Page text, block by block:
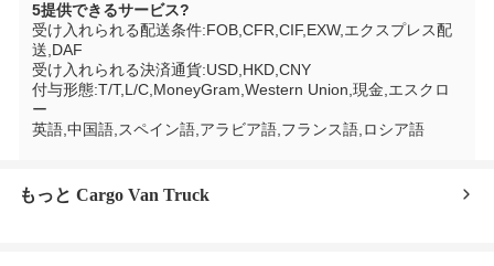
5提供できるサービス?
受け入れられる配送条件:FOB,CFR,CIF,EXW,エクスプレス配
送,DAF
受け入れられる決済通貨:USD,HKD,CNY
付与形態:T/T,L/C,MoneyGram,Western Union,現金,エスクロ
ー
英語,中国語,スペイン語,アラビア語,フランス語,ロシア語
もっと Cargo Van Truck